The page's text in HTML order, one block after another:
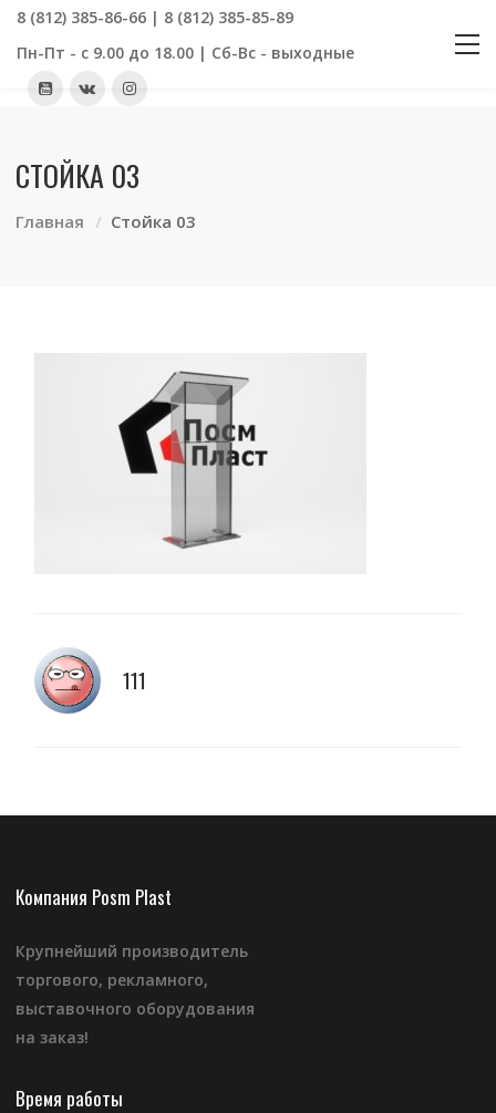
8 (812) 385-86-66 | 8 (812) 385-85-89
Пн-Пт - с 9.00 до 18.00 | Сб-Вс - выходные
СТОЙКА 03
Главная Стойка 03
111
Компания Posm Plast
Крупнейший производитель
торгового, рекламного,
выставочного оборудования
на заказ!
Время работы